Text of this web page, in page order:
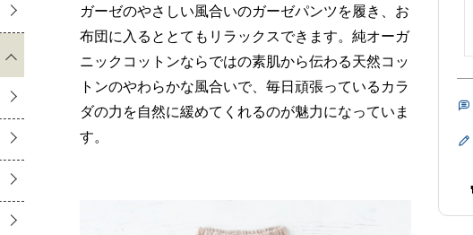
ガーゼのやさしい風合いのガーゼパンツを履き、お
布団に入るととてもリラックスできます。純オーガ
ニックコットンならではの素肌から伝わる天然コッ
トンのやわらかな風合いで、毎日頑張っているカラ
ダの力を自然に緩めてくれるのが魅力になっていま
す。